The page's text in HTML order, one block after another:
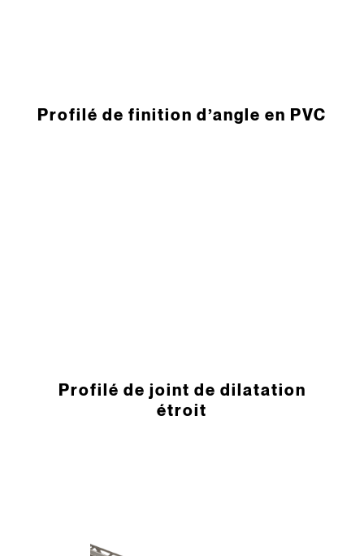
­Profilé de finition d’angle en PVC
­Profilé de joint de dilatation
étroit